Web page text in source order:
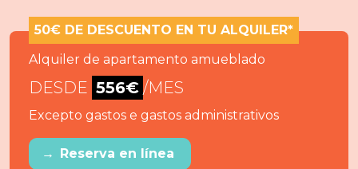
50€ DE DESCUENTO EN TU ALQUILER*
Alquiler de apartamento amueblado
DESDE 556€ /MES
Excepto gastos e gastos administrativos
→ Reserva en línea